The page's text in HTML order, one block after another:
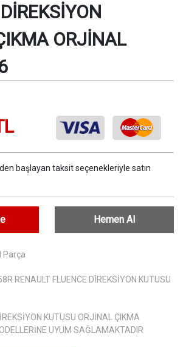
ORJİNAL
başlayan taksit seçenekleriyle satın
Hemen Al
Parça
RENAULT FLUENCE DİREKSİYON KUTUSU
KUTUSU ORJİNAL ÇIKMA
UYUM SAĞLAMAKTADIR